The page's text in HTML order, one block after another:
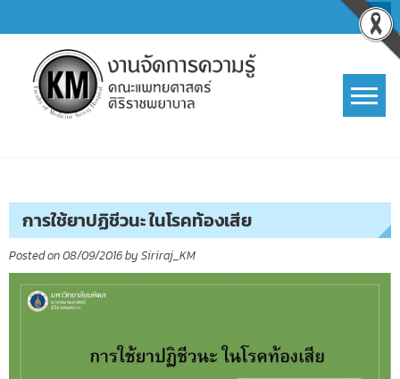
to
content
การใช้ยาปฏิชีวนะ ในโรคท้องเสีย
Posted on08/09/2016by Siriraj_KM